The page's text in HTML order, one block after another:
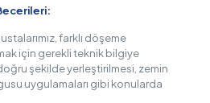
ustalarımız, farklı döşeme
için gerekli teknik bilgiye
şekilde yerleştirilmesi, zemin
uygulamaları gibi konularda